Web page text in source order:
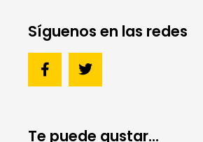
Síguenos en las redes
Te puede gustar...